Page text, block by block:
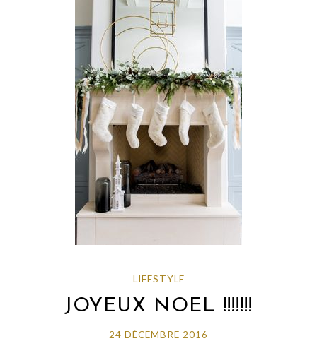
LIFESTYLE
JOYEUX NOEL !!!!!!!
24 DÉCEMBRE 2016